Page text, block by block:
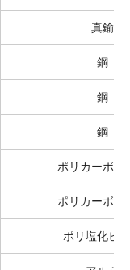
真鍮
鋼
鋼
鋼
ポリカーボネ
ポリカーボネ
ポリ塩化ビ